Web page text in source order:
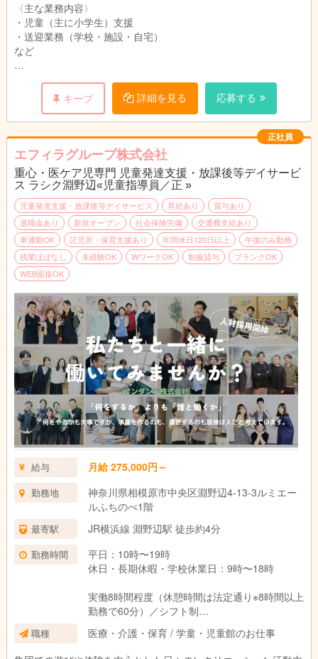
〈主な業務内容〉
・児童（主に小学生）支援
・送迎業務（学校・施設・自宅）
など
〈業務イメージ〉
※勤務時間はお気軽にご相談ください！
13:30 出勤・送迎出発
14:00 子供たちが下校・お迎え
15:00 おやつ
16:30 活動
17:30 帰りの会・お見送り
18:30 清掃・事務作業など
19:30 退勤
キープ 詳細を見る 応募する
正社員
エフィラグループ株式会社
重心・医ケア児専門 児童発達支援・放課後等デイサービ
ス ラシク淵野辺«児童指導員／正 »
児童発達支援・放課後等デイサービス 昇給あり
賞与あり
退職金あり
新規オープン 社会保険完備
交通費支給あり
車通勤OK
託児所・保育支援あり 年間休日120日以上
午後のみ勤務
残業ほぼなし
未経験OK WワークOK 制服貸与
ブランクOK
WEB面接OK
給与 月給 275,000円～
勤務地
神奈川県相模原市中央区淵野辺4-13-3ルミエー
ルふちのべ1階
最寄駅 JR横浜線 淵野辺駅 徒歩約4分
勤務時間
平日：10時〜19時
休日・長期休暇・学校休業日：9時〜18時
実働8時間程度（休憩時間は法定通り※8時間以上
勤務で60分）／シフト制
変形労働時間制（1か月単位：平均週40時間）
職種
医療・介護・保育 / 学童・児童館のお仕事